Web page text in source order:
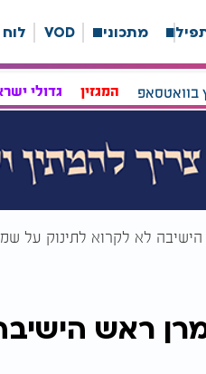
מתכונים VOD
בוואטסאפ המגזין גדולי
לא לקרוא לתינוק על
ראש